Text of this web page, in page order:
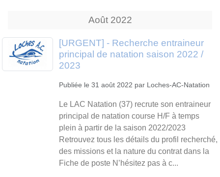
Août 2022
[URGENT] - Recherche entraineur
principal de natation saison 2022 /
2023
Publiée le 31 août 2022 par Loches-AC-Natation
Le LAC Natation (37) recrute son entraineur
principal de natation course H/F à temps
plein à partir de la saison 2022/2023
Retrouvez tous les détails du profil recherché,
des missions et la nature du contrat dans la
Fiche de poste N’hésitez pas à c...